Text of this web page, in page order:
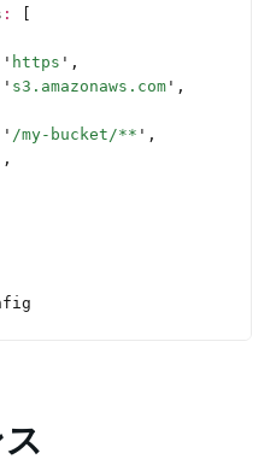
:
[
' https ' ,
' s3.amazonaws.com ' ,
' /my-bucket/** ' ,
,